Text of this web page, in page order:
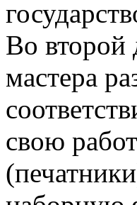
Во второй
мастера
свою